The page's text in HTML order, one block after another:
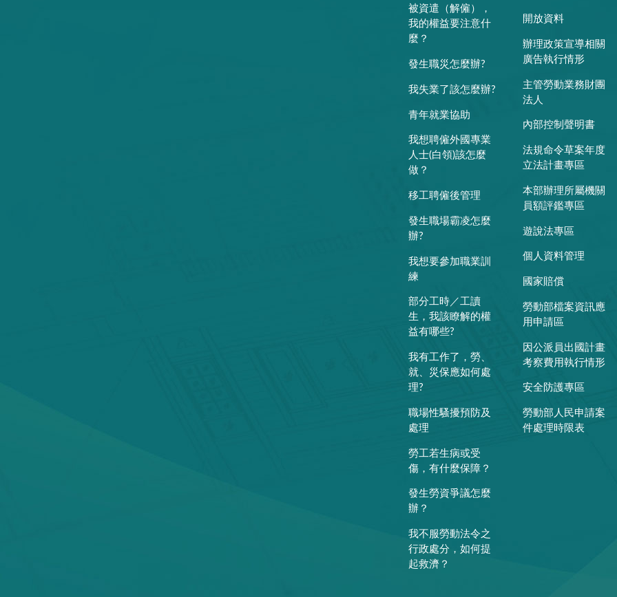
被資遣（解僱），
我的權益要注意什
麼？
發生職災怎麼辦?
我失業了該怎麼辦?
青年就業協助
我想聘僱外國專業
人士(白領)該怎麼
做？
移工聘僱後管理
發生職場霸凌怎麼
辦?
我想要參加職業訓
練
部分工時／工讀
生，我該瞭解的權
益有哪些?
我有工作了，勞、
就、災保應如何處
理?
職場性騷擾預防及
處理
勞工若生病或受
傷，有什麼保障？
發生勞資爭議怎麼
辦？
我不服勞動法令之
行政處分，如何提
起救濟？
開放資料
辦理政策宣導相關
廣告執行情形
主管勞動業務財團
法人
內部控制聲明書
法規命令草案年度
立法計畫專區
本部辦理所屬機關
員額評鑑專區
遊說法專區
個人資料管理
國家賠償
勞動部檔案資訊應
用申請區
因公派員出國計畫
考察費用執行情形
安全防護專區
勞動部人民申請案
件處理時限表